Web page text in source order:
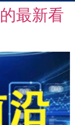
最新看